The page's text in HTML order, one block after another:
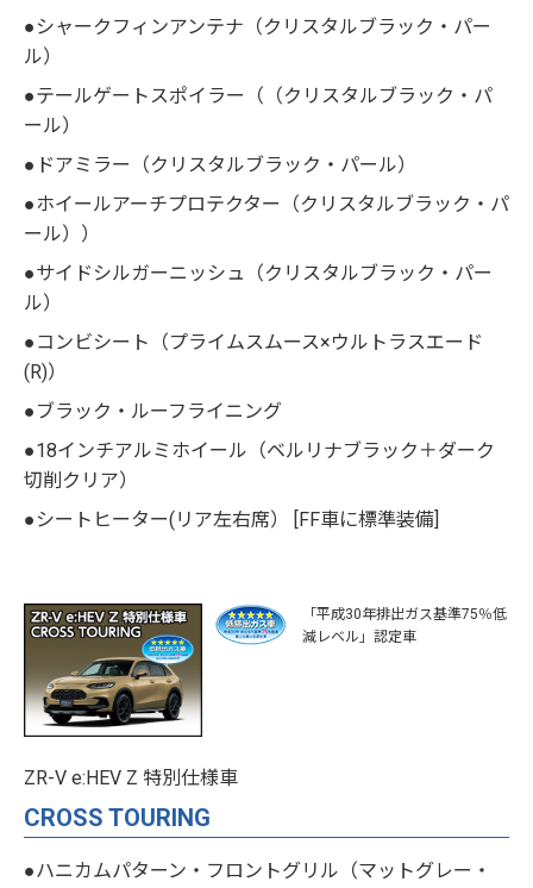
●シャークフィンアンテナ（クリスタルブラック・パー
ル）
●テールゲートスポイラー（（クリスタルブラック・パ
ール）
●ドアミラー（クリスタルブラック・パール）
●ホイールアーチプロテクター（クリスタルブラック・パ
ール））
●サイドシルガーニッシュ（クリスタルブラック・パー
ル）
●コンビシート（プライムスムース×ウルトラスエード
(R)）
●ブラック・ルーフライニング
●18インチアルミホイール（ベルリナブラック＋ダーク
切削クリア）
●シートヒーター(リア左右席） [FF車に標準装備]
「平成30年排出ガス基準75％低
減レベル」認定車
ZR-V e:HEV Z 特別仕様車
CROSS TOURING
●ハニカムパターン・フロントグリル（マットグレー・